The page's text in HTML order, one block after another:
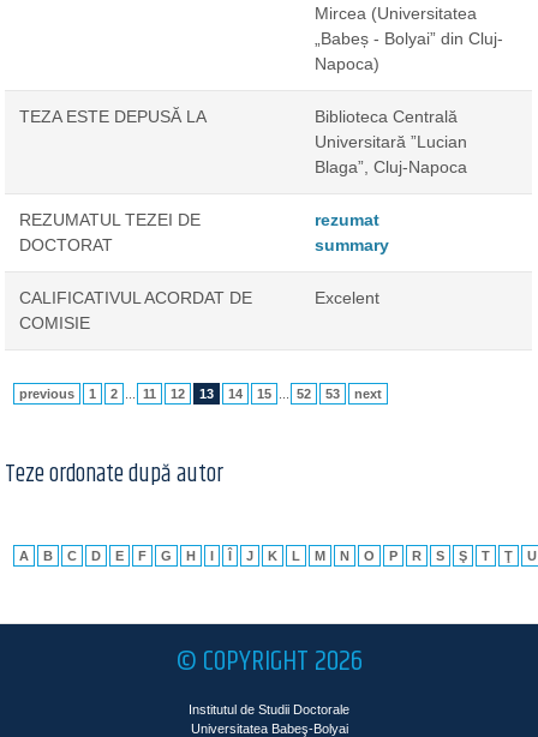
Mircea (Universitatea
„Babeș - Bolyai” din Cluj-
Napoca)
TEZA ESTE DEPUSĂ LA
Biblioteca Centrală
Universitară ”Lucian
Blaga”, Cluj-Napoca
REZUMATUL TEZEI DE
DOCTORAT
rezumat
summary
CALIFICATIVUL ACORDAT DE
COMISIE
Excelent
previous 1 2 11 12 13 14 15 52 53 next
Teze ordonate după autor
A B C D E F G H I Î J K L M N O P R S Ş T Ţ U
© COPYRIGHT 2026
Institutul de Studii Doctorale
Universitatea Babeş-Bolyai